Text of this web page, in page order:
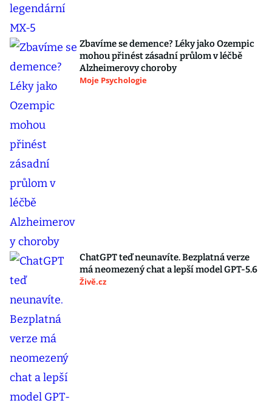
Zbavíme se demence? Léky jako Ozempic
mohou přinést zásadní průlom v léčbě
Alzheimerovy choroby
Moje Psychologie
ChatGPT teď neunavíte. Bezplatná verze
má neomezený chat a lepší model GPT-5.6
Živě.cz